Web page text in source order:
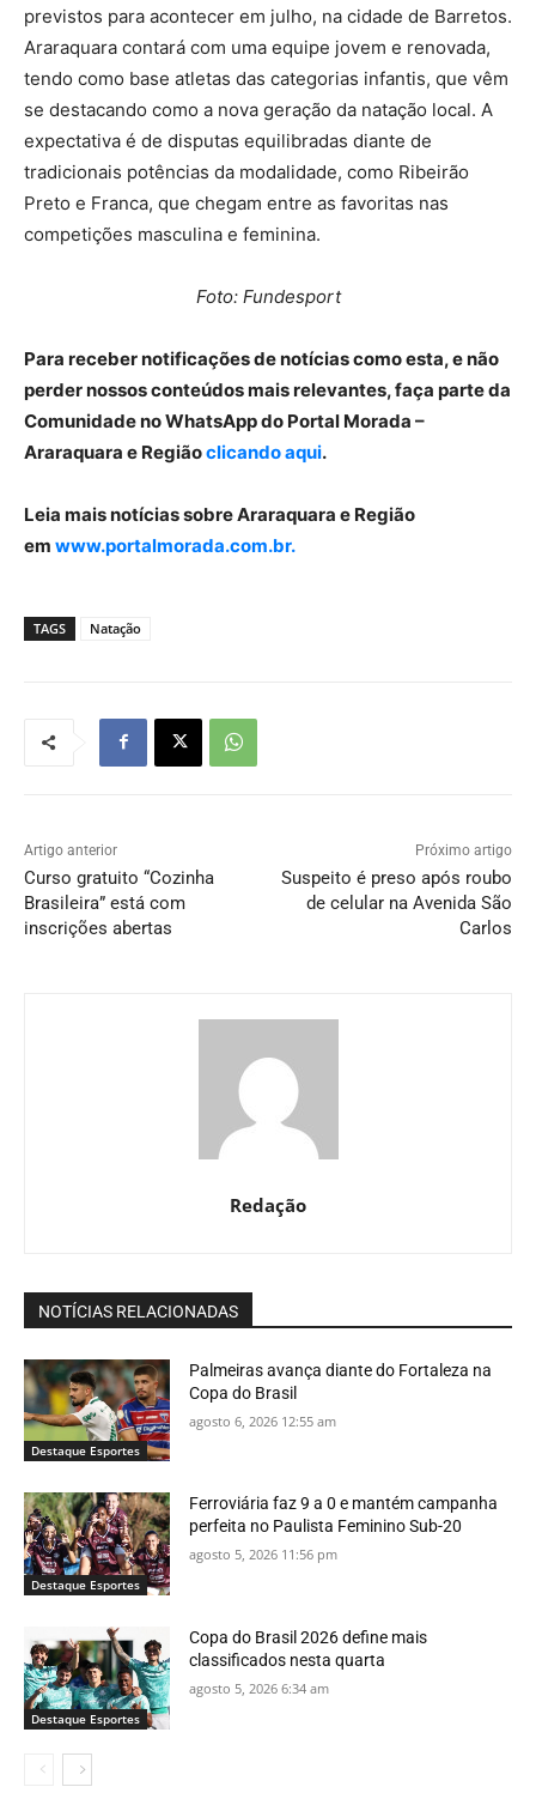
previstos para acontecer em julho, na cidade de Barretos.
Araraquara contará com uma equipe jovem e renovada,
tendo como base atletas das categorias infantis, que vêm
se destacando como a nova geração da natação local. A
expectativa é de disputas equilibradas diante de
tradicionais potências da modalidade, como Ribeirão
Preto e Franca, que chegam entre as favoritas nas
competições masculina e feminina.
Foto: Fundesport
Para receber notificações de notícias como esta, e não
perder nossos conteúdos mais relevantes, faça parte da
Comunidade no WhatsApp do Portal Morada –
Araraquara e Regiãoclicando aqui.
Leia mais notícias sobre Araraquara e Região
em www.portalmorada.com.br.
TAGS Natação
Artigo anterior
Curso gratuito “Cozinha
Brasileira” está com
inscrições abertas
Próximo artigo
Suspeito é preso após roubo
de celular na Avenida São
Carlos
Redação
NOTÍCIAS RELACIONADAS
Destaque Esportes
Palmeiras avança diante do Fortaleza na
Copa do Brasil
agosto 6, 2026 12:55 am
Destaque Esportes
Ferroviária faz 9 a 0 e mantém campanha
perfeita no Paulista Feminino Sub-20
agosto 5, 2026 11:56 pm
Destaque Esportes
Copa do Brasil 2026 define mais
classificados nesta quarta
agosto 5, 2026 6:34 am